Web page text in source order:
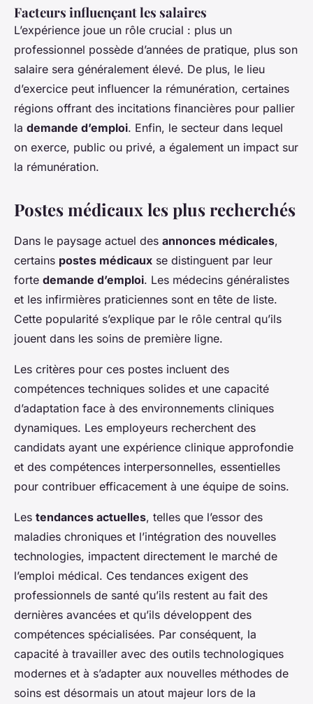
Facteurs influençant les salaires
L’expérience joue un rôle crucial : plus un
professionnel possède d’années de pratique, plus son
salaire sera généralement élevé. De plus, le lieu
d’exercice peut influencer la rémunération, certaines
régions offrant des incitations financières pour pallier
la demande d’emploi. Enfin, le secteur dans lequel
on exerce, public ou privé, a également un impact sur
la rémunération.
Postes médicaux les plus recherchés
Dans le paysage actuel des annonces médicales,
certains postes médicaux se distinguent par leur
forte demande d’emploi. Les médecins généralistes
et les infirmières praticiennes sont en tête de liste.
Cette popularité s’explique par le rôle central qu’ils
jouent dans les soins de première ligne.
Les critères pour ces postes incluent des
compétences techniques solides et une capacité
d’adaptation face à des environnements cliniques
dynamiques. Les employeurs recherchent des
candidats ayant une expérience clinique approfondie
et des compétences interpersonnelles, essentielles
pour contribuer efficacement à une équipe de soins.
Les tendances actuelles, telles que l’essor des
maladies chroniques et l’intégration des nouvelles
technologies, impactent directement le marché de
l’emploi médical. Ces tendances exigent des
professionnels de santé qu’ils restent au fait des
dernières avancées et qu’ils développent des
compétences spécialisées. Par conséquent, la
capacité à travailler avec des outils technologiques
modernes et à s’adapter aux nouvelles méthodes de
soins est désormais un atout majeur lors de la